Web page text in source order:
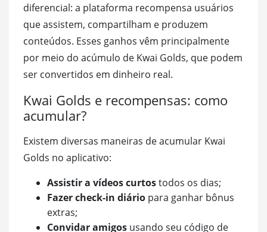
diferencial: a plataforma recompensa usuários
que assistem, compartilham e produzem
conteúdos. Esses ganhos vêm principalmente
por meio do acúmulo de Kwai Golds, que podem
ser convertidos em dinheiro real.
Kwai Golds e recompensas: como
acumular?
Existem diversas maneiras de acumular Kwai
Golds no aplicativo:
Assistir a vídeos curtostodos os dias;
Fazer check-in diário para ganhar bônus
extras;
Convidar amigos usando seu código de